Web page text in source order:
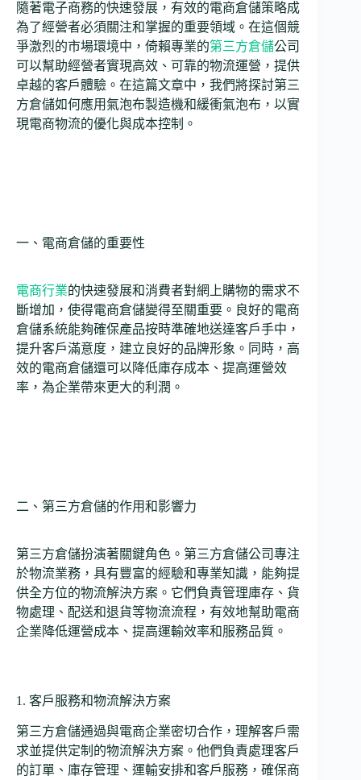
隨著電子商務的快速發展，有效的電商倉儲策略成
為了經營者必須關注和掌握的重要領域。在這個競
爭激烈的市場環境中，倚賴專業的第三方倉儲公司
可以幫助經營者實現高效、可靠的物流運營，提供
卓越的客戶體驗。在這篇文章中，我們將探討第三
方倉儲如何應用氣泡布製造機和緩衝氣泡布，以實
現電商物流的優化與成本控制。
一、電商倉儲的重要性
電商行業的快速發展和消費者對網上購物的需求不
斷增加，使得電商倉儲變得至關重要。良好的電商
倉儲系統能夠確保產品按時準確地送達客戶手中，
提升客戶滿意度，建立良好的品牌形象。同時，高
效的電商倉儲還可以降低庫存成本、提高運營效
率，為企業帶來更大的利潤。
二、第三方倉儲的作用和影響力
第三方倉儲扮演著關鍵角色。第三方倉儲公司專注
於物流業務，具有豐富的經驗和專業知識，能夠提
供全方位的物流解決方案。它們負責管理庫存、貨
物處理、配送和退貨等物流流程，有效地幫助電商
企業降低運營成本、提高運輸效率和服務品質。
1. 客戶服務和物流解決方案
第三方倉儲通過與電商企業密切合作，理解客戶需
求並提供定制的物流解決方案。他們負責處理客戶
的訂單、庫存管理、運輸安排和客戶服務，確保商